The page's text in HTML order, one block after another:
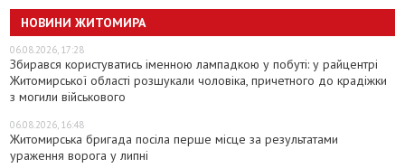
НОВИНИ ЖИТОМИРА
06.08.2026, 17:28
Збирався користуватись іменною лампадкою у побуті: у райцентрі
Житомирської області розшукали чоловіка, причетного до крадіжки
з могили військового
06.08.2026, 16:48
Житомирська бригада посіла перше місце за результатами
ураження ворога у липні